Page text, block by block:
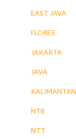
EAST JAVA
FLORES
JAKARTA
JAVA
KALIMANTAN
NTB
NTT